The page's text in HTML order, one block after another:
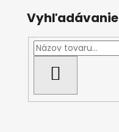
Vyhľadávanie